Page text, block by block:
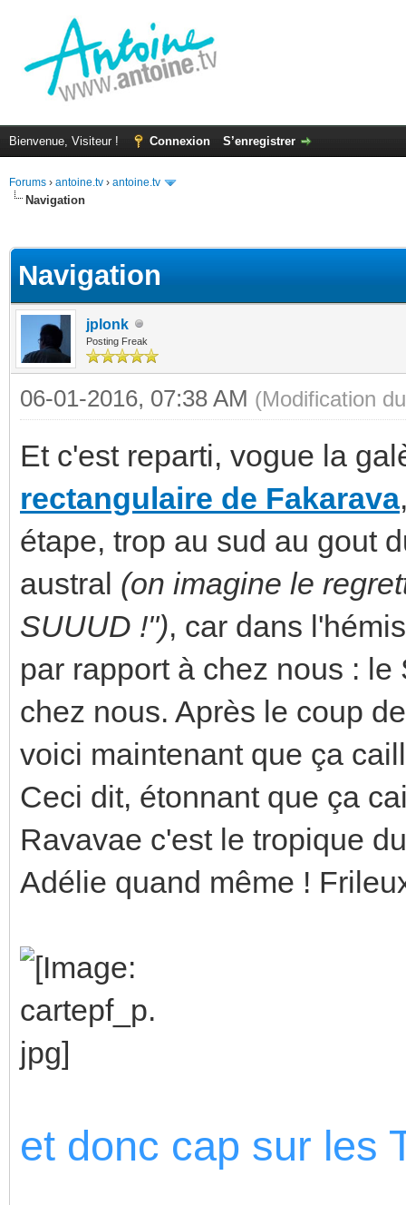
Bienvenue, Visiteur ! Connexion S’enregistrer
Forums › antoine.tv › antoine.tv
Navigation
Navigation
jplonk
Posting Freak
06-01-2016, 07:38 AM (Modification
Et c'est reparti, vogue la
rectangulaire de Fakarava
étape, trop au sud au gout
austral (on imagine le
SUUUD !"), car dans
par rapport à chez nous :
chez nous. Après le coup
voici maintenant que ça
Ceci dit, étonnant que ça
Ravavae c'est le tropique
Adélie quand même !
et donc cap sur les